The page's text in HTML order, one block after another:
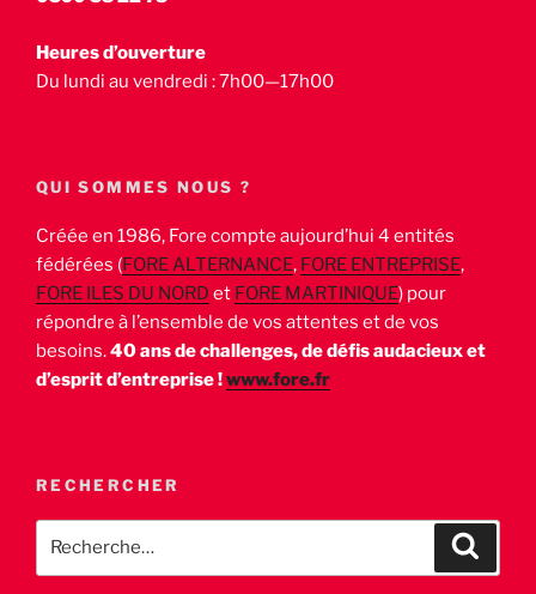
Heures d’ouverture
Du lundi au vendredi : 7h00—17h00
QUI SOMMES NOUS ?
Créée en 1986, Fore compte aujourd’hui 4 entités
fédérées (FORE ALTERNANCE, FORE ENTREPRISE,
FORE ILES DU NORD et FORE MARTINIQUE) pour
répondre à l’ensemble de vos attentes et de vos
besoins.40 ans de challenges, de défis audacieux et
d’esprit d’entreprise !www.fore.fr
RECHERCHER
pour